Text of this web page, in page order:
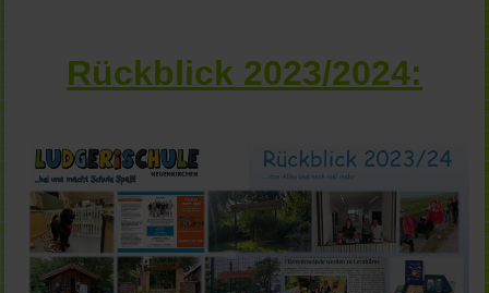
Rückblick 2023/2024: